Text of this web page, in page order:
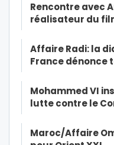
Rencontre avec
réalisateur du
Affaire Radi: la
France dénonce
Mohammed VI
lutte contre le
Maroc/Affaire